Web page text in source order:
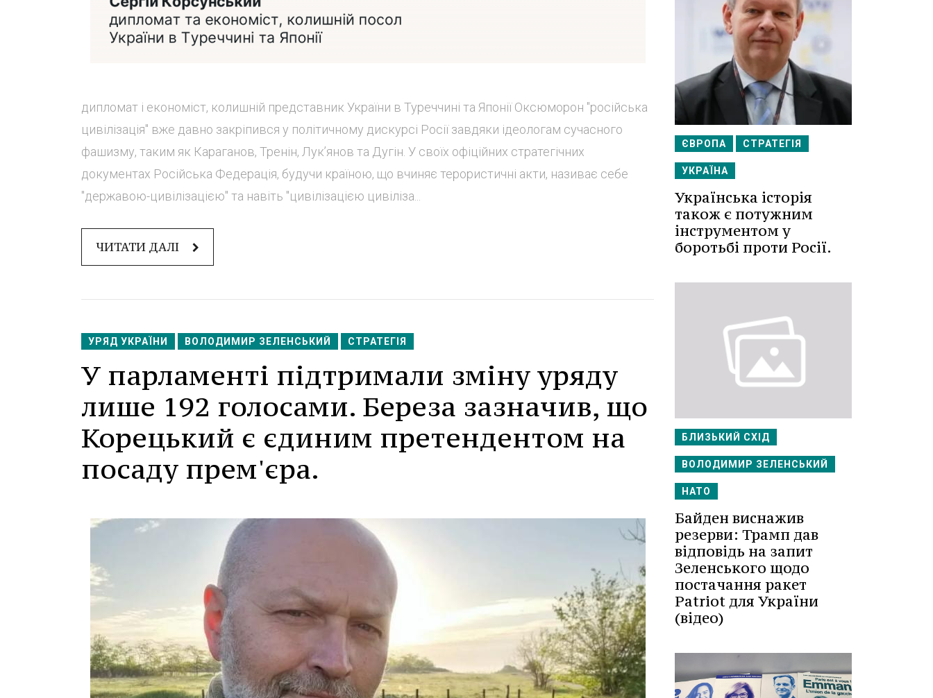
дипломат і економіст, колишній представник України в Туреччині та Японії Оксюморон "російська
цивілізація" вже давно закріпився у політичному дискурсі Росії завдяки ідеологам сучасного
фашизму, таким як Караганов, Тренін, Лукʼянов та Дугін. У своїх офіційних стратегічних
документах Російська Федерація, будучи країною, що вчиняє терористичні акти, називає себе
"державою-цивілізацією" та навіть "цивілізацією цивіліза...
ЧИТАТИ ДАЛІ
УРЯД УКРАЇНИ ВОЛОДИМИР ЗЕЛЕНСЬКИЙ СТРАТЕГІЯ
У парламенті підтримали зміну уряду
лише 192 голосами. Береза зазначив, що
Корецький є єдиним претендентом на
посаду прем'єра.
ЄВРОПА СТРАТЕГІЯ
УКРАЇНА
Українська історія
також є потужним
інструментом у
боротьбі проти Росії.
БЛИЗЬКИЙ СХІД
ВОЛОДИМИР ЗЕЛЕНСЬКИЙ
НАТО
Байден виснажив
резерви: Трамп дав
відповідь на запит
Зеленського щодо
постачання ракет
Patriot для України
(відео)